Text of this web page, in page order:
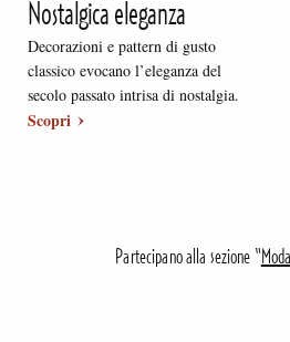
Nostalgica eleganza
Decorazioni e pattern di gusto
classico evocano l’eleganza del
secolo passato intrisa di nostalgia.
Scopri
Partecipano alla sezione “